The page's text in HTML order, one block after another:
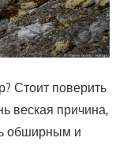
Стоит поверить
веская причина,
обширным и